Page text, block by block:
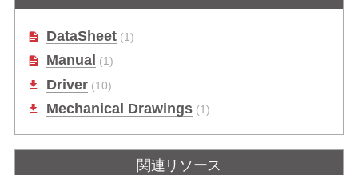
用Mini-ITXマザーボード
DataSheet(1)
Manual (1)
Driver(10)
Mechanical Drawings(1)
関連リソース